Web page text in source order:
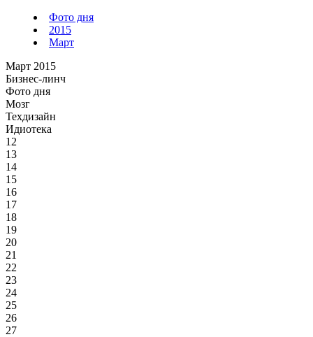
Фото дня
2015
Март
Март 2015
Бизнес-линч
Фото дня
Мозг
Техдизайн
Идиотека
12
13
14
15
16
17
18
19
20
21
22
23
24
25
26
27